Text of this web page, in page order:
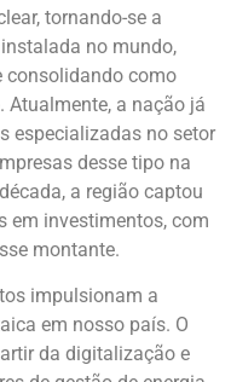
tornando-se a
no mundo,
consolidando como
Atualmente, a nação já
especializadas no setor
desse tipo na
a região captou
em investimentos, com
montante.
impulsionam a
em nosso país. O
da digitalização e